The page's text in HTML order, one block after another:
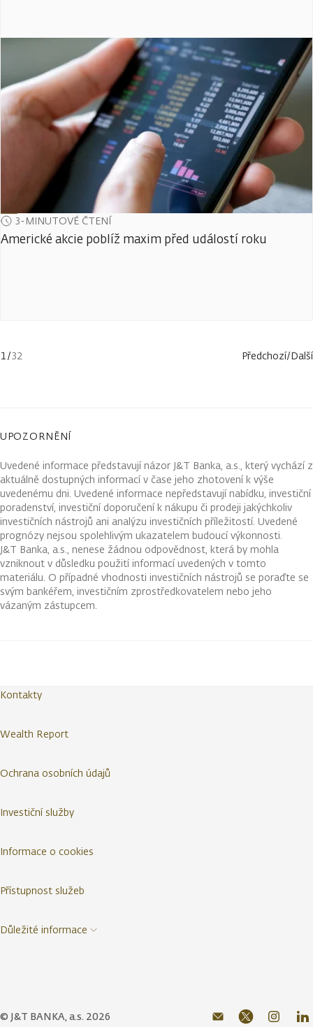
3-MINUTOVÉ ČTENÍ
Americké akcie poblíž maxim před událostí roku
1/32 Předchozí/Další
UPOZORNĚNÍ
Uvedené informace představují názor J&T Banka, a.s., který vychází z
aktuálně dostupných informací v čase jeho zhotovení k výše
uvedenému dni. Uvedené informace nepředstavují nabídku, investiční
poradenství, investiční doporučení k nákupu či prodeji jakýchkoliv
investičních nástrojů ani analýzu investičních příležitostí. Uvedené
prognózy nejsou spolehlivým ukazatelem budoucí výkonnosti.
J&T Banka, a.s., nenese žádnou odpovědnost, která by mohla
vzniknout v důsledku použití informací uvedených v tomto
materiálu. O případné vhodnosti investičních nástrojů se poraďte se
svým bankéřem, investičním zprostředkovatelem nebo jeho
vázaným zástupcem.
© J&T BANKA, a.s. 2026
Kontakty
Wealth Report
Ochrana osobních údajů
Investiční služby
Informace o cookies
Přístupnost služeb
Důležité informace